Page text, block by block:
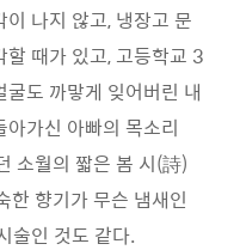
나지 않고, 냉장고 문
때가 있고, 고등학교 3
도 까맣게 잊어버린 내
가신 아빠의 목소리
소월의 짧은 봄 시(詩)
한 향기가 무슨 냄새인
술인 것도 같다.